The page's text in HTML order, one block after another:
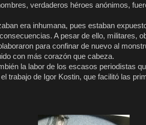
verdaderos héroes anónimos,
era inhumana, pues estaban
A pesar de ello, militares,
para confinar de nuevo al
con más corazón que cabeza.
la labor de los escasos periodistas
trabajo de Igor Kostin, que facilitó las